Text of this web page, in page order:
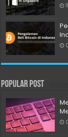
Popular Post